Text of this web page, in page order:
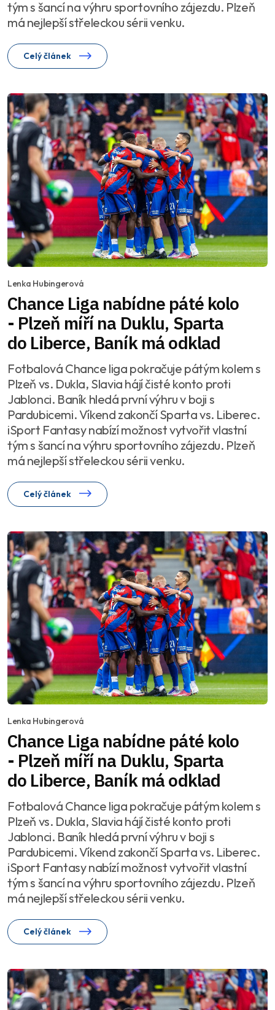
tým s šancí na výhru sportovního zájezdu. Plzeň
má nejlepší střeleckou sérii venku.
Celý článek
Lenka Hubingerová
Chance Liga nabídne páté kolo
- Plzeň míří na Duklu, Sparta
do Liberce, Baník má odklad
Fotbalová Chance liga pokračuje pátým kolem s
Plzeň vs. Dukla, Slavia hájí čisté konto proti
Jablonci. Baník hledá první výhru v boji s
Pardubicemi. Víkend zakončí Sparta vs. Liberec.
iSport Fantasy nabízí možnost vytvořit vlastní
tým s šancí na výhru sportovního zájezdu. Plzeň
má nejlepší střeleckou sérii venku.
Celý článek
Lenka Hubingerová
Chance Liga nabídne páté kolo
- Plzeň míří na Duklu, Sparta
do Liberce, Baník má odklad
Fotbalová Chance liga pokračuje pátým kolem s
Plzeň vs. Dukla, Slavia hájí čisté konto proti
Jablonci. Baník hledá první výhru v boji s
Pardubicemi. Víkend zakončí Sparta vs. Liberec.
iSport Fantasy nabízí možnost vytvořit vlastní
tým s šancí na výhru sportovního zájezdu. Plzeň
má nejlepší střeleckou sérii venku.
Celý článek